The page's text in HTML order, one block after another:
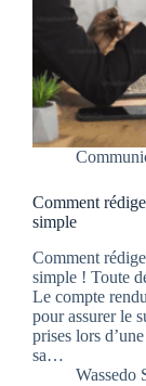
Comment
simple
Comment
simple ! Toute
Le compte
pour assurer le
prises lors
sa…
Wassedo